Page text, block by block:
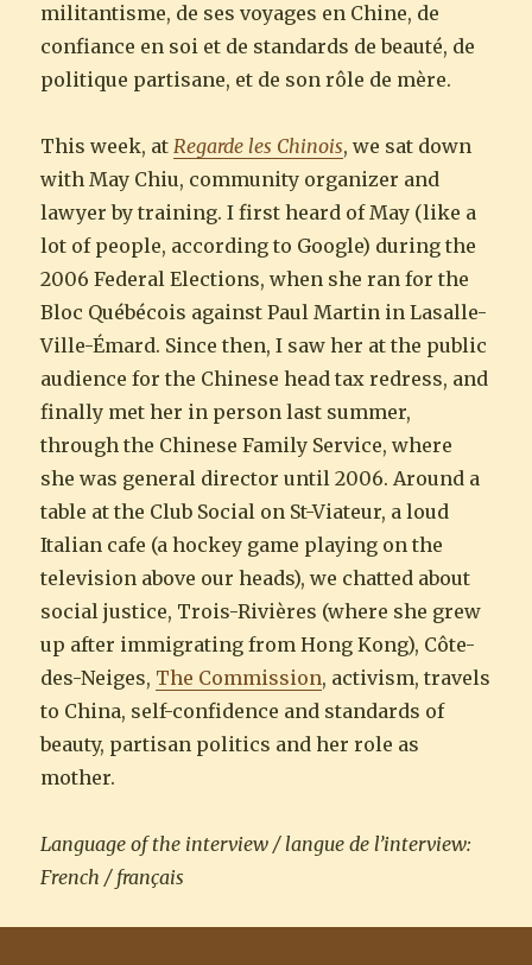
militantisme, de ses voyages en Chine, de
confiance en soi et de standards de beauté, de
politique partisane, et de son rôle de mère.
This week, atRegarde les Chinois, we sat down
with May Chiu, community organizer and
lawyer by training. I first heard of May (like a
lot of people, according to Google) during the
2006 Federal Elections, when she ran for the
Bloc Québécois against Paul Martin in Lasalle-
Ville-Émard. Since then, I saw her at the public
audience for the Chinese head tax redress, and
finally met her in person last summer,
through the Chinese Family Service, where
she was general director until 2006. Around a
table at the Club Social on St-Viateur, a loud
Italian cafe (a hockey game playing on the
television above our heads), we chatted about
social justice, Trois-Rivières (where she grew
up after immigrating from Hong Kong), Côte-
des-Neiges, The Commission, activism, travels
to China, self-confidence and standards of
beauty, partisan politics and her role as
mother.
Language of the interview / langue de l’interview:
French / français